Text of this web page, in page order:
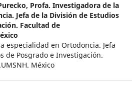
Profa. Investigadora de la
Jefa de la División de Estudios
Facultad de
especialidad en Ortodoncia. Jefa
de Posgrado e Investigación.
México